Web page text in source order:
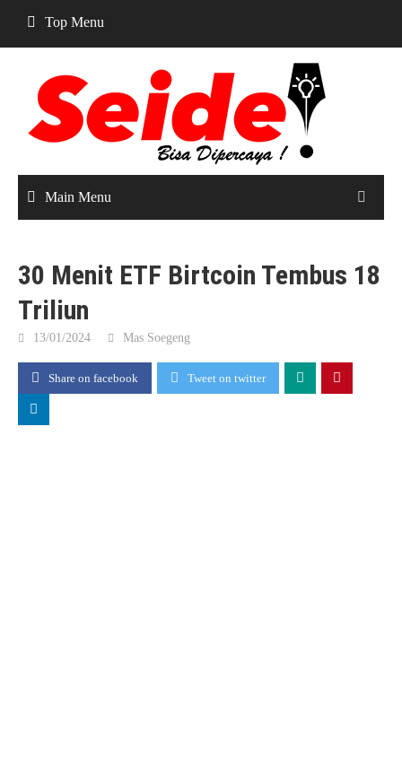
content
Top Menu
Main Menu
30 Menit ETF Birtcoin Tembus 18
Triliun
13/01/2024 Mas Soegeng
Share on facebook Tweet on twitter